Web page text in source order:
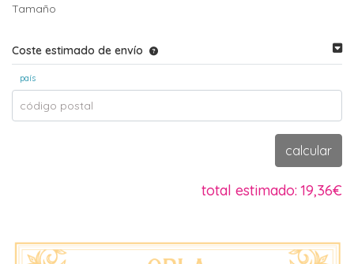
Tamaño
Coste estimado de envío
país
código postal
calcular
total estimado: 19,36€